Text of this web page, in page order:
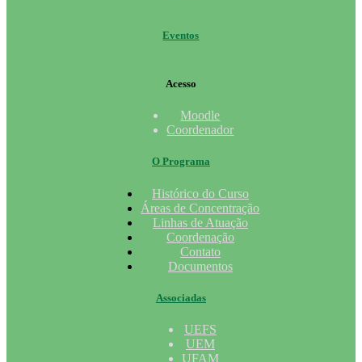
Eventos
Acesso
Moodle
Coordenador
O Programa
Histórico do Curso
Áreas de Concentração
Linhas de Atuação
Coordenação
Contato
Documentos
Associadas
UEFS
UEM
UFAM